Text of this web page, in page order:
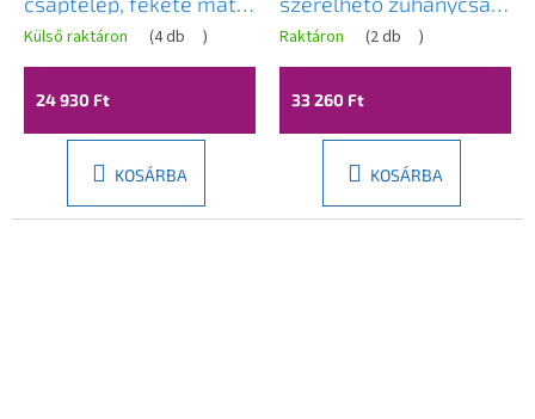
króm, BAG2BL
Külső raktáron (4 db )
24 930 Ft
KOSÁRBA
zuhanygarnitúra nélkül,
fekete matt-króm,
BAG7BL
Raktáron (2 db )
33 260 Ft
KOSÁRBA